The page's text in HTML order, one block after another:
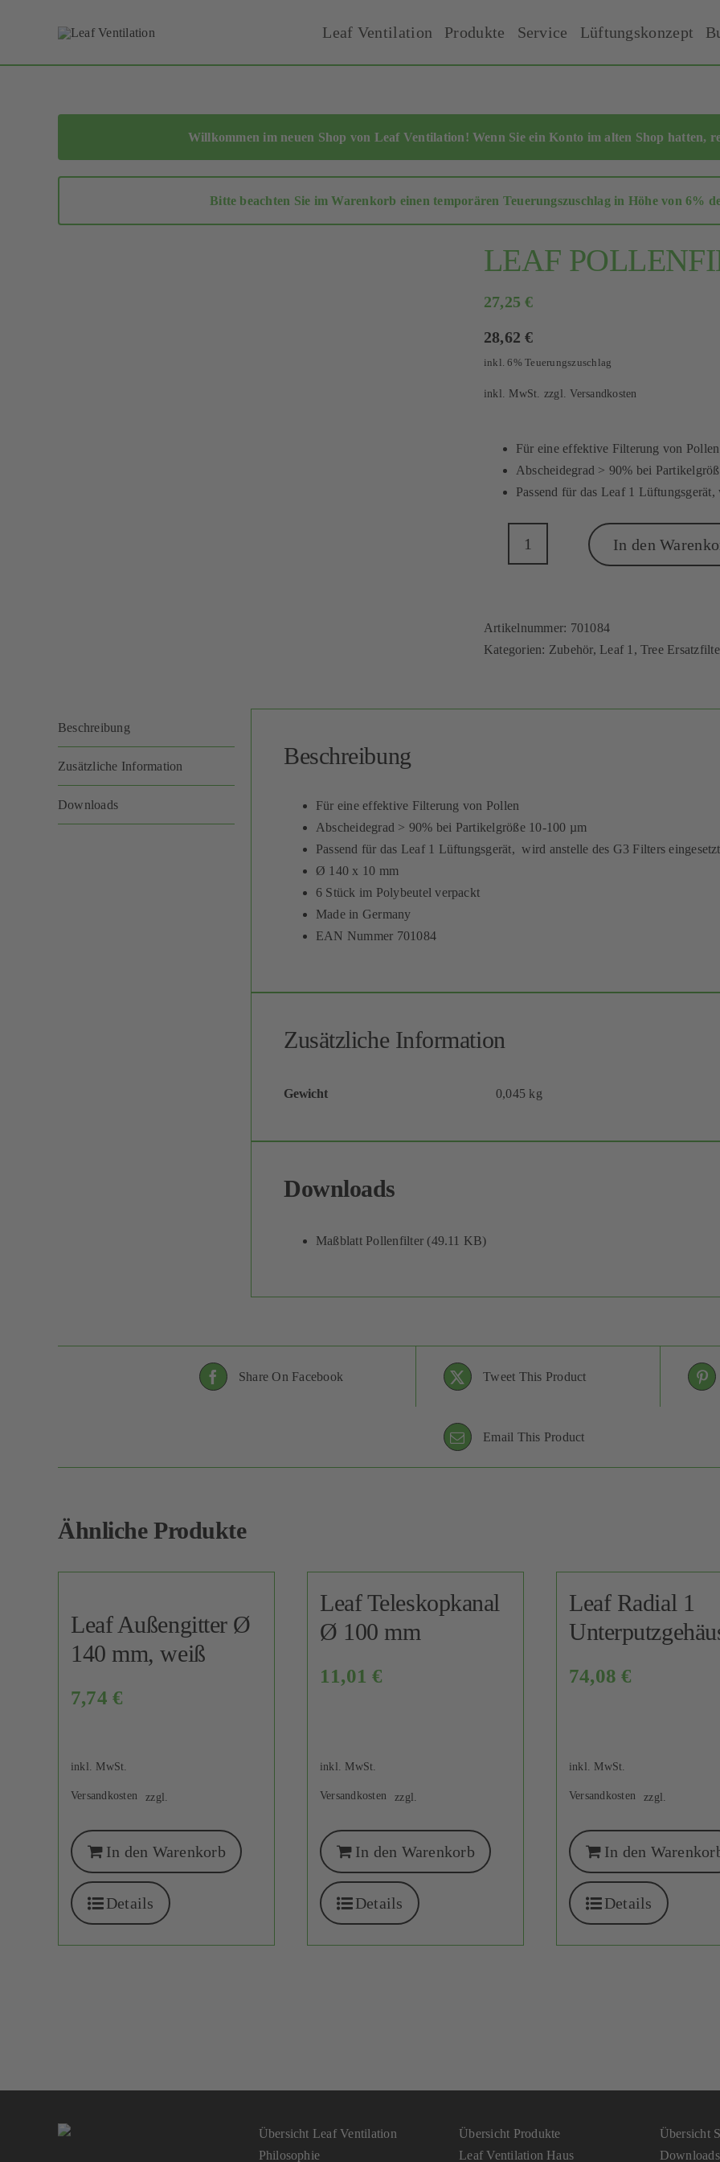
Leaf Ventilation Produkte Service Lüftungskonzept
Willkommen im neuen Shop von Leaf Ventilation! Wenn Sie ein Konto im alten Shop hatten,
Bitte beachten Sie im Warenkorb einen temporären Teuerungszuschlag in Höhe von 6%
LEAF
27,25€
28,62€
inkl. 6% Teuerungszuschlag
inkl. MwSt. zzgl.Versandkosten
Für eine effektive Filterung von Pollen
Abscheidegrad > 90% bei
Passend für das Leaf 1
Leaf
In den
Artikelnummer: 701084
Kategorien: Zubehör, Leaf 1 , Tree
Beschreibung
Zusätzliche Information
Downloads
Beschreibung
Für eine effektive Filterung von Pollen
Abscheidegrad > 90% bei Partikelgröße 10-100 µm
Passend für das Leaf 1 Lüftungsgerät, wird anstelle des G3 Filters eingesetzt
Ø 140 x 10 mm
6 Stück im Polybeutel verpackt
Made in Germany
EAN Nummer 701084
Zusätzliche Information
Gewicht 0,045 kg
Downloads
Maßblatt Pollenfilter (49.11 KB)
Share On Facebook Tweet This Product
Email This Product
Ähnliche Produkte
Leaf Außengitter Ø
140 mm, weiß
7,74€
inkl. MwSt.
zzgl.
Versandkosten
In den Warenkorb
Details
Leaf Teleskopkanal
Ø 100 mm
11,01€
inkl. MwSt.
zzgl.
Versandkosten
In den Warenkorb
Details
Leaf Radial 1
74,08€
inkl. MwSt.
zzgl.
Versandkosten
In den
Details
Übersicht Leaf Ventilation
Philosophie
Übersicht Produkte
Leaf Ventilation Haus
Übersicht
Downloads